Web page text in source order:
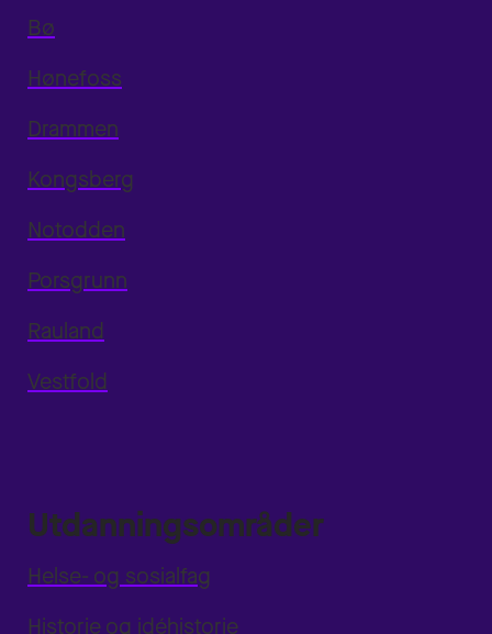
Bø
Hønefoss
Drammen
Kongsberg
Notodden
Porsgrunn
Rauland
Vestfold
Utdanningsområder
Helse- og sosialfag
Historie og idéhistorie